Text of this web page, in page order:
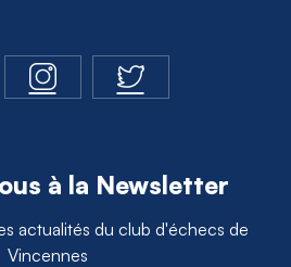
à la Newsletter
actualités du club d'échecs de
Vincennes